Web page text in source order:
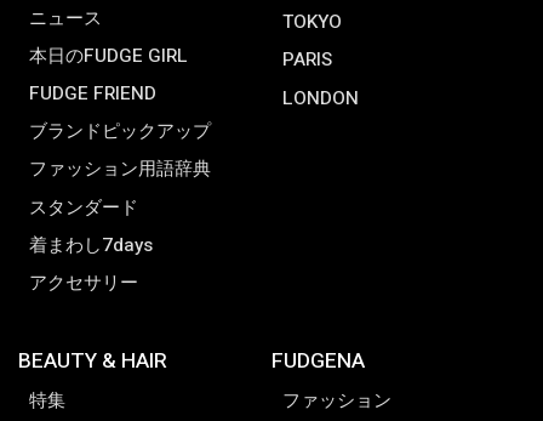
ニュース
本日のFUDGE GIRL
FUDGE FRIEND
ブランドピックアップ
ファッション用語辞典
スタンダード
着まわし7days
アクセサリー
TOKYO
PARIS
LONDON
BEAUTY & HAIR
特集
FUDGENA
ファッション